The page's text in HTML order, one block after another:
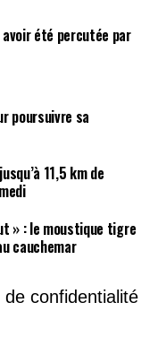
été percutée par
poursuivre sa
11,5 km de
» : le moustique tigre
cauchemar
confidentialité